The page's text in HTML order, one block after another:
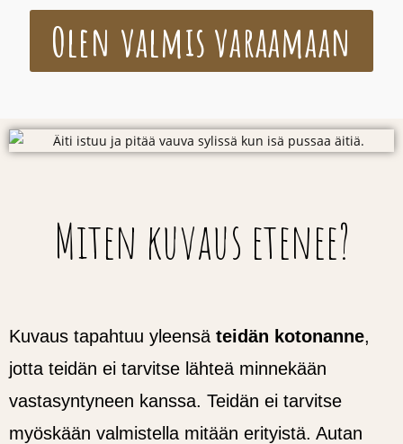
Olen valmis varaamaan
Miten kuvaus etenee?
Kuvaus tapahtuu yleensä teidän kotonanne,
jotta teidän ei tarvitse lähteä minnekään
vastasyntyneen kanssa. Teidän ei tarvitse
myöskään valmistella mitään erityistä. Autan